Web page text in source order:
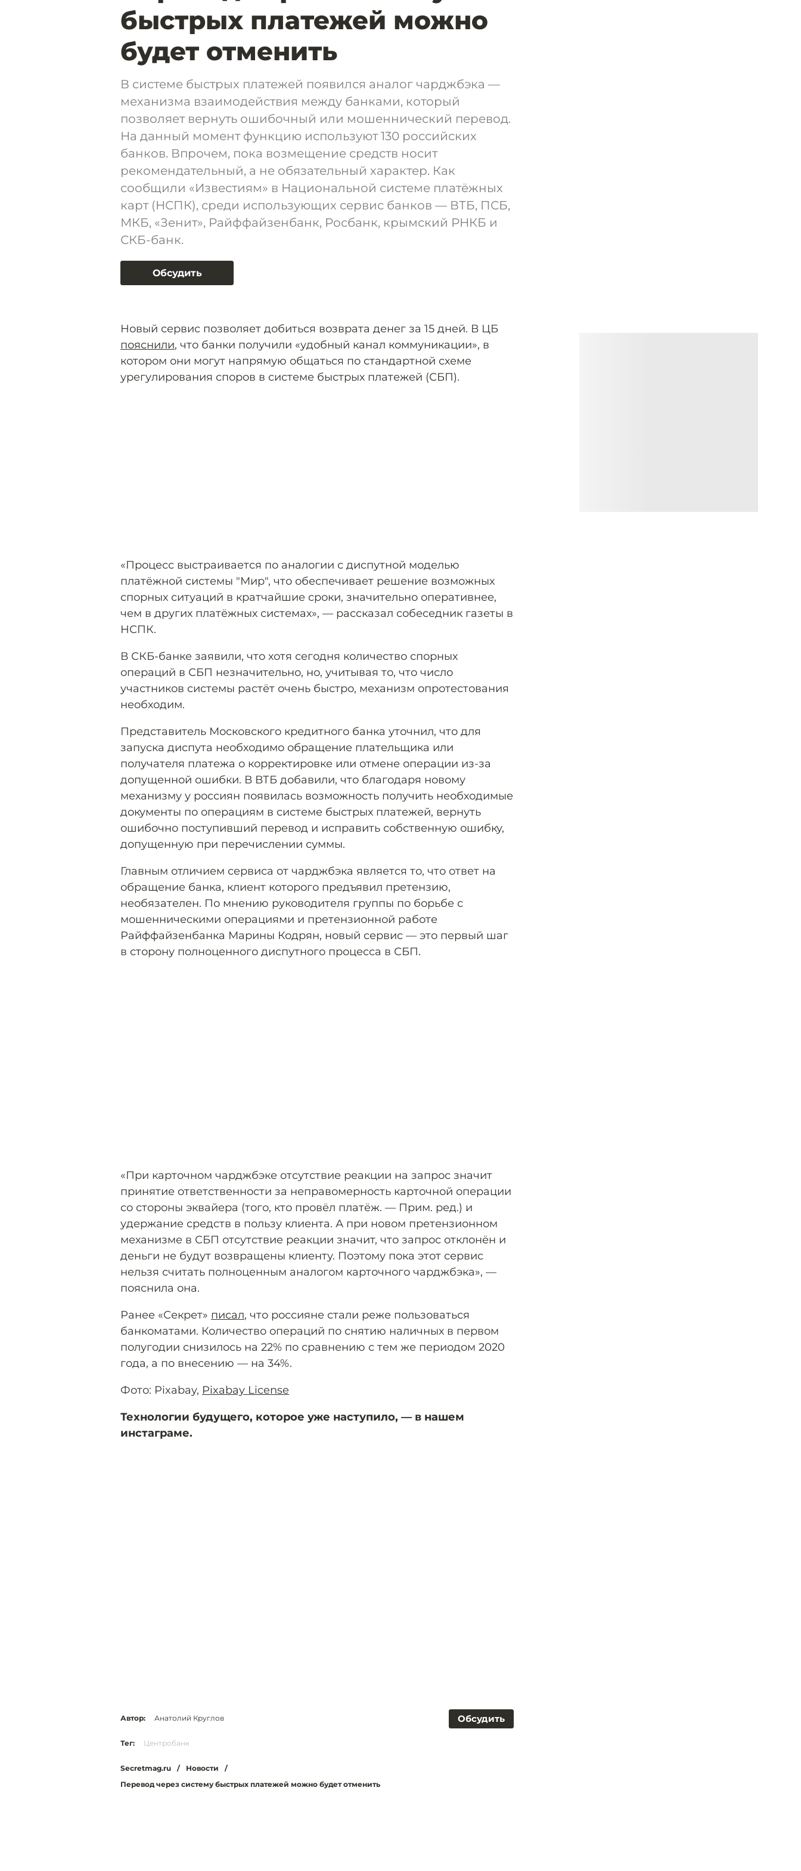
быстрых платежей можно
будет отменить
В системе быстрых платежей появился аналог чарджбэка —
механизма взаимодействия между банками, который
позволяет вернуть ошибочный или мошеннический перевод.
На данный момент функцию используют 130 российских
банков. Впрочем, пока возмещение средств носит
рекомендательный, а не обязательный характер. Как
сообщили «Известиям» в Национальной системе платёжных
карт (НСПК), среди использующих сервис банков — ВТБ, ПСБ,
МКБ, «Зенит», Райффайзенбанк, Росбанк, крымский РНКБ и
СКБ-банк.
Обсудить
Новый сервис позволяет добиться возврата денег за 15 дней. В ЦБ
пояснили, что банки получили «удобный канал коммуникации», в
котором они могут напрямую общаться по стандартной схеме
урегулирования споров в системе быстрых платежей (СБП).
«Процесс выстраивается по аналогии с диспутной моделью
платёжной системы "Мир", что обеспечивает решение возможных
спорных ситуаций в кратчайшие сроки, значительно оперативнее,
чем в других платёжных системах», — рассказал собеседник газеты в
НСПК.
В СКБ-банке заявили, что хотя сегодня количество спорных
операций в СБП незначительно, но, учитывая то, что число
участников системы растёт очень быстро, механизм опротестования
необходим.
Представитель Московского кредитного банка уточнил, что для
запуска диспута необходимо обращение плательщика или
получателя платежа о корректировке или отмене операции из-за
допущенной ошибки. В ВТБ добавили, что благодаря новому
механизму у россиян появилась возможность получить необходимые
документы по операциям в системе быстрых платежей, вернуть
ошибочно поступивший перевод и исправить собственную ошибку,
допущенную при перечислении суммы.
Главным отличием сервиса от чарджбэка является то, что ответ на
обращение банка, клиент которого предъявил претензию,
необязателен. По мнению руководителя группы по борьбе с
мошенническими операциями и претензионной работе
Райффайзенбанка Марины Кодрян, новый сервис — это первый шаг
в сторону полноценного диспутного процесса в СБП.
«При карточном чарджбэке отсутствие реакции на запрос значит
принятие ответственности за неправомерность карточной операции
со стороны эквайера (того, кто провёл платёж. — Прим. ред.) и
удержание средств в пользу клиента. А при новом претензионном
механизме в СБП отсутствие реакции значит, что запрос отклонён и
деньги не будут возвращены клиенту. Поэтому пока этот сервис
нельзя считать полноценным аналогом карточного чарджбэка», —
пояснила она.
Ранее «Секрет» писал, что россияне стали реже пользоваться
банкоматами. Количество операций по снятию наличных в первом
полугодии снизилось на 22% по сравнению с тем же периодом 2020
года, а по внесению — на 34%.
Фото: Pixabay, Pixabay License
Технологии будущего, которое уже наступило, — в нашем
инстаграме.
Обсудить
Автор: Анатолий Круглов
Тег: Центробанк
Secretmag.ru / Новости
/
Перевод через систему быстрых платежей можно будет отменить